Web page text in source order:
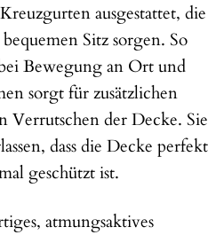
ausgestattet, die
Sitz sorgen. So
Bewegung an Ort und
sorgt für zusätzlichen
der Decke. Sie
dass die Decke perfekt
geschützt ist.
atmungsaktives